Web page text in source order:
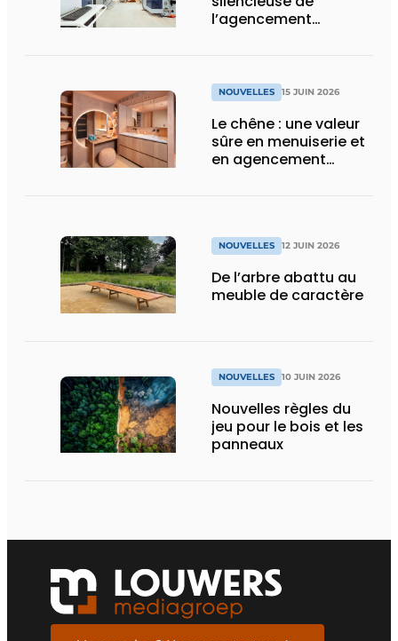
l’agencement
NOUVELLES 15 JUIN 2026
Le chêne : une valeur
sûre en menuiserie et
en agencement
NOUVELLES 12 JUIN 2026
De l’arbre abattu au
meuble de caractère
NOUVELLES 10 JUIN 2026
Nouvelles règles du
jeu pour le bois et les
panneaux